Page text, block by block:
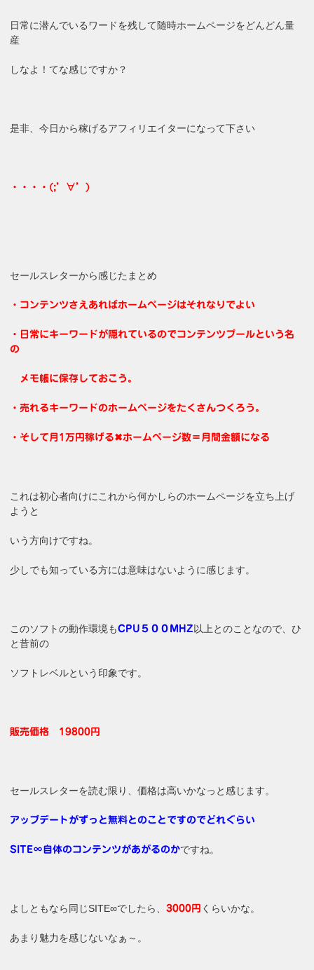
日常に潜んでいるワードを残して随時ホームページをどんどん量
産
しなよ！てな感じですか？
是非、今日から稼げるアフィリエイターになって下さい
・・・・(;’∀’)
セールスレターから感じたまとめ
・コンテンツさえあればホームページはそれなりでよい
・日常にキーワードが隠れているのでコンテンツプールという名
の
メモ帳に保存しておこう。
・売れるキーワードのホームページをたくさんつくろう。
・そして月1万円稼げる✖ホームページ数＝月間金額になる
これは初心者向けにこれから何かしらのホームページを立ち上げ
ようと
いう方向けですね。
少しでも知っている方には意味はないように感じます。
このソフトの動作環境もCPU５００MHZ 以上とのことなので、ひ
と昔前の
ソフトレベルという印象です。
販売価格 19800円
セールスレターを読む限り、価格は高いかなっと感じます。
アップデートがずっと無料とのことですのでどれぐらい
SITE∞自体のコンテンツがあがるのかですね。
よしともなら同じSITE∞でしたら、3000円 くらいかな。
あまり魅力を感じないなぁ～。